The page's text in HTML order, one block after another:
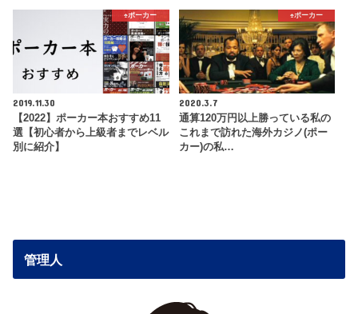
♠️ポーカー
2019.11.30
【2022】ポーカー本おすすめ11
選【初心者から上級者までレベル
別に紹介】
♠️ポーカー
2020.3.7
通算120万円以上勝っている私の
これまで訪れた海外カジノ(ポー
カー)の私…
管理人